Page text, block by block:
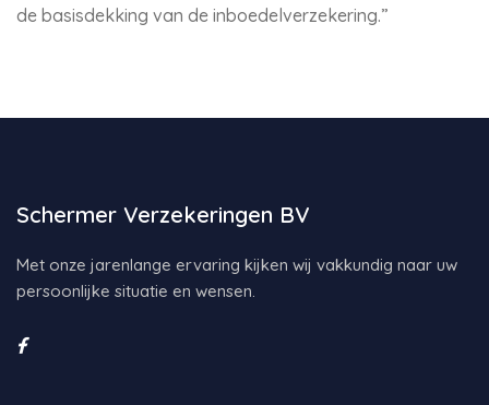
de basisdekking van de inboedelverzekering.”
Schermer Verzekeringen BV
Met onze jarenlange ervaring kijken wij vakkundig naar uw
persoonlijke situatie en wensen.